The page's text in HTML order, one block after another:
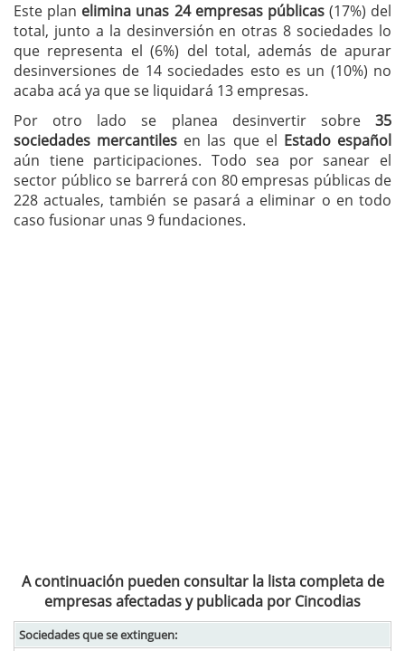
Este plan elimina unas 24 empresas públicas (17%) del
total, junto a la desinversión en otras 8 sociedades lo
que representa el (6%) del total, además de apurar
desinversiones de 14 sociedades esto es un (10%) no
acaba acá ya que se liquidará 13 empresas.
Por otro lado se planea desinvertir sobre 35
sociedades mercantiles en las que el Estado español
aún tiene participaciones. Todo sea por sanear el
sector público se barrerá con 80 empresas públicas de
228 actuales, también se pasará a eliminar o en todo
caso fusionar unas 9 fundaciones.
A continuación pueden consultar la lista completa de
empresas afectadas y publicada por Cincodias
Sociedades que se extinguen: